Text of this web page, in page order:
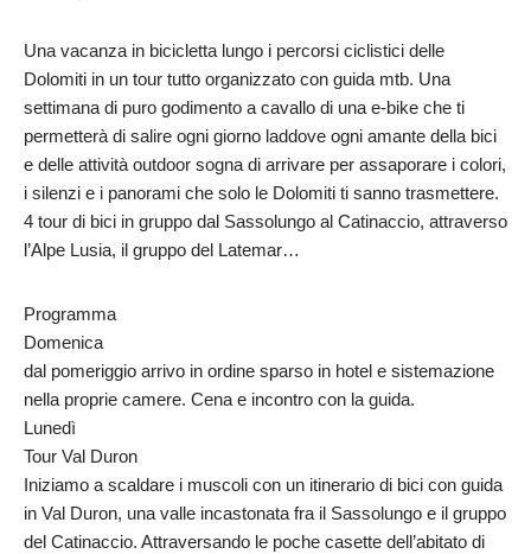
Una vacanza in bicicletta lungo i percorsi ciclistici delle
Dolomiti in un tour tutto organizzato con guida mtb. Una
settimana di puro godimento a cavallo di una e-bike che ti
permetterà di salire ogni giorno laddove ogni amante della bici
e delle attività outdoor sogna di arrivare per assaporare i colori,
i silenzi e i panorami che solo le Dolomiti ti sanno trasmettere.
4 tour di bici in gruppo dal Sassolungo al Catinaccio, attraverso
l’Alpe Lusia, il gruppo del Latemar…
Programma
Domenica
dal pomeriggio arrivo in ordine sparso in hotel e sistemazione
nella proprie camere. Cena e incontro con la guida.
Lunedì
Tour Val Duron
Iniziamo a scaldare i muscoli con un itinerario di bici con guida
in Val Duron, una valle incastonata fra il Sassolungo e il gruppo
del Catinaccio. Attraversando le poche casette dell’abitato di